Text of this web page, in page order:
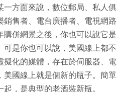
一方面來說，數位郵局、私人俱
售者、電台廣播者、電視網路
併網景之後，你也可以說它是
是你也可以說，美國線上都不
擬化的媒體，存在於伺服器、電
美國線上就是個新的瓶子。簡單
，是典型的老酒裝新瓶。